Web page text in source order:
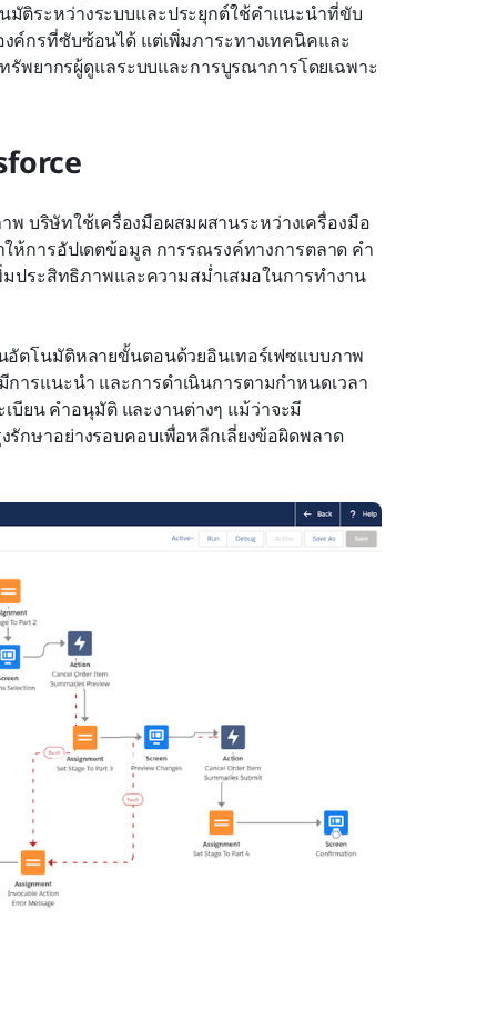
มัติระหว่างระบบและประยุกต์ใช้คำแนะนำที่ขับ
ค์กรที่ซับซ้อนได้ แต่เพิ่มภาระทางเทคนิคและ
ยากรผู้ดูแลระบบและการบูรณาการโดยเฉพาะ
บริษัทใช้เครื่องมือผสมผสานระหว่างเครื่องมือ
ห้การอัปเดตข้อมูล การรณรงค์ทางการตลาด คำ
ประสิทธิภาพและความสม่ำเสมอในการทำงาน
อัตโนมัติหลายขั้นตอนด้วยอินเทอร์เฟซแบบภาพ
ารแนะนำ และการดำเนินการตามกำหนดเวลา
บียน คำอนุมัติ และงานต่างๆ แม้ว่าจะมี
กษาอย่างรอบคอบเพื่อหลีกเลี่ยงข้อผิดพลาด